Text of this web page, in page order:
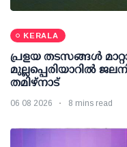
KERALA
പ്രളയ തടസങ്ങള്‍
മുല്ലപ്പെരിയാറില്‍
തമിഴ്നാട്
06 08 2026 8 mins read